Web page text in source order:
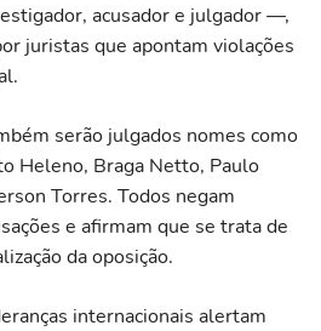
acusador e julgador —,
juristas que apontam violações
serão julgados nomes como
Heleno, Braga Netto, Paulo
Torres. Todos negam
e afirmam que se trata de
da oposição.
internacionais alertam